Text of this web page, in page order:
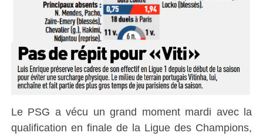
Le PSG a vécu un grand moment mardi avec la
qualification en finale de la Ligue des Champions,